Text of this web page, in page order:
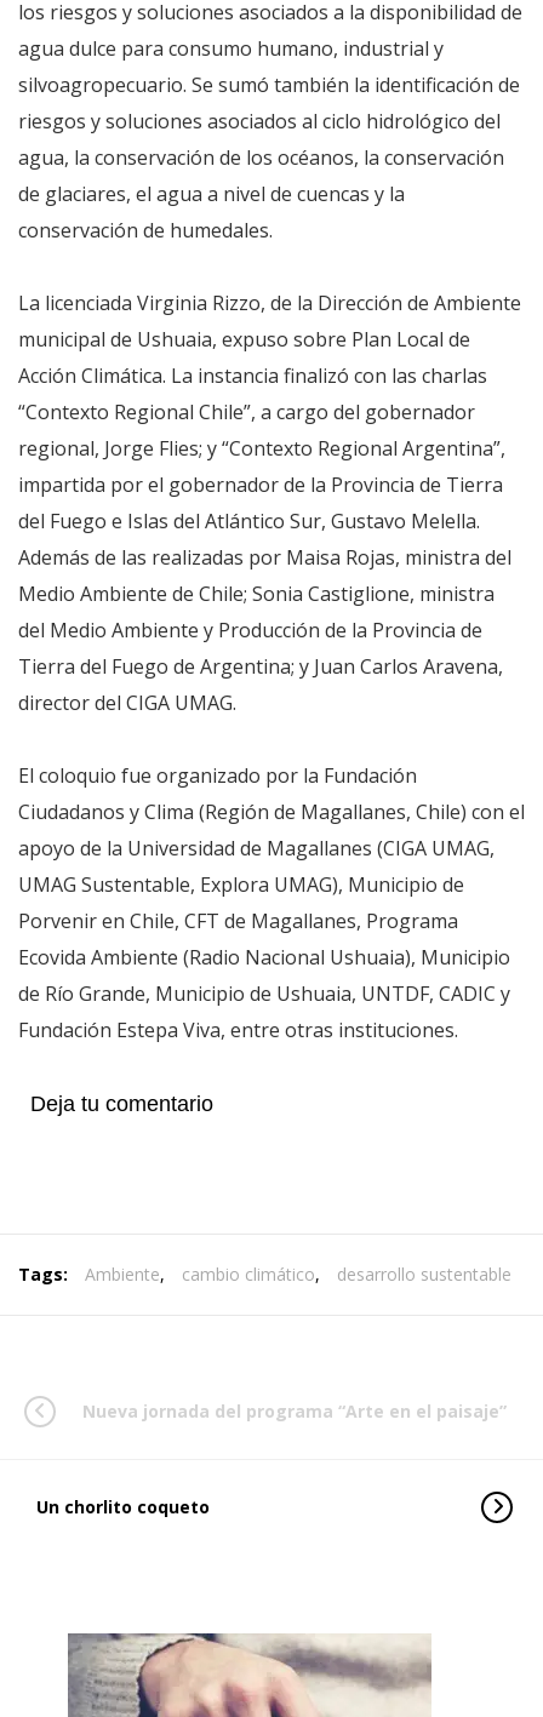
los riesgos y soluciones asociados a la disponibilidad de
agua dulce para consumo humano, industrial y
silvoagropecuario. Se sumó también la identificación de
riesgos y soluciones asociados al ciclo hidrológico del
agua, la conservación de los océanos, la conservación
de glaciares, el agua a nivel de cuencas y la
conservación de humedales.
La licenciada Virginia Rizzo, de la Dirección de Ambiente
municipal de Ushuaia, expuso sobre Plan Local de
Acción Climática. La instancia finalizó con las charlas
“Contexto Regional Chile”, a cargo del gobernador
regional, Jorge Flies; y “Contexto Regional Argentina”,
impartida por el gobernador de la Provincia de Tierra
del Fuego e Islas del Atlántico Sur, Gustavo Melella.
Además de las realizadas por Maisa Rojas, ministra del
Medio Ambiente de Chile; Sonia Castiglione, ministra
del Medio Ambiente y Producción de la Provincia de
Tierra del Fuego de Argentina; y Juan Carlos Aravena,
director del CIGA UMAG.
El coloquio fue organizado por la Fundación
Ciudadanos y Clima (Región de Magallanes, Chile) con el
apoyo de la Universidad de Magallanes (CIGA UMAG,
UMAG Sustentable, Explora UMAG), Municipio de
Porvenir en Chile, CFT de Magallanes, Programa
Ecovida Ambiente (Radio Nacional Ushuaia), Municipio
de Río Grande, Municipio de Ushuaia, UNTDF, CADIC y
Fundación Estepa Viva, entre otras instituciones.
Deja tu comentario
Tags: Ambiente, cambio climático, desarrollo sustentable
Nueva jornada del programa “Arte en el paisaje”
Un chorlito coqueto